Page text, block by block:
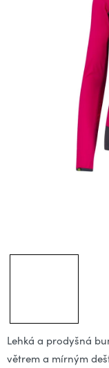
Lehká a prodyšná
větrem a mírným